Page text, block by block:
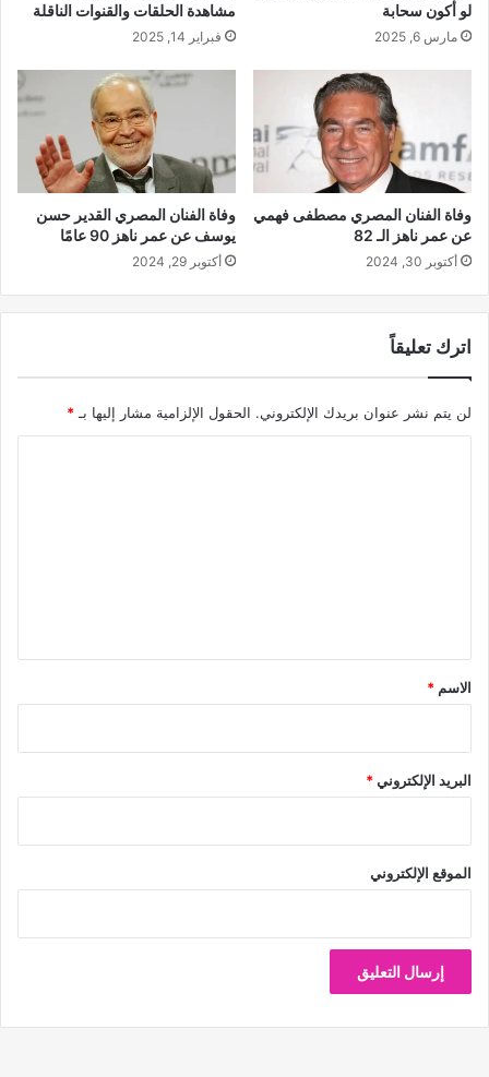
لو أكون سحابة
مارس 6, 2025
مشاهدة الحلقات والقنوات الناقلة
فبراير 14, 2025
وفاة الفنان المصري مصطفى فهمي
عن عمر ناهز الـ 82
أكتوبر 30, 2024
وفاة الفنان المصري القدير حسن
يوسف عن عمر ناهز 90 عامًا
أكتوبر 29, 2024
اترك تعليقاً
لن يتم نشر عنوان بريدك الإلكتروني. الحقول الإلزامية مشار إليها بـ *
*
الاسم *
البريد الإلكتروني*
الموقع الإلكتروني